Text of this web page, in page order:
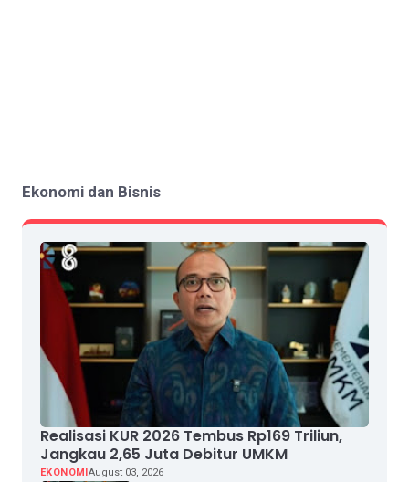
Ekonomi dan Bisnis
Realisasi KUR 2026 Tembus Rp169 Triliun,
Jangkau 2,65 Juta Debitur UMKM
EKONOMIAugust 03, 2026